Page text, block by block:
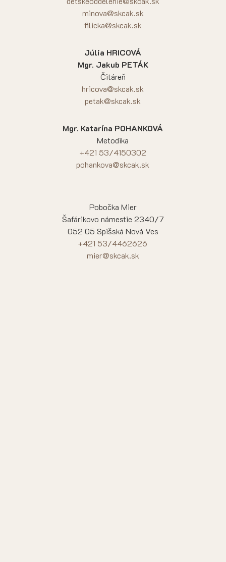
minova@skcak.sk
filicka@skcak.sk
Júlia HRICOVÁ
Mgr. Jakub PETÁK
Čitáreň
hricova@skcak.sk
petak@skcak.sk
Mgr. Katarína POHANKOVÁ
Metodika
+421 53/4150302
pohankova@skcak.sk
Pobočka Mier
Šafárikovo námestie 2340/7
052 05 Spišská Nová Ves
+421 53/4462626
mier@skcak.sk